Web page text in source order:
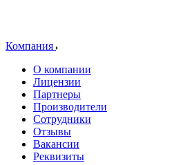
Компания
О компании
Лицензии
Партнеры
Производители
Сотрудники
Отзывы
Вакансии
Реквизиты